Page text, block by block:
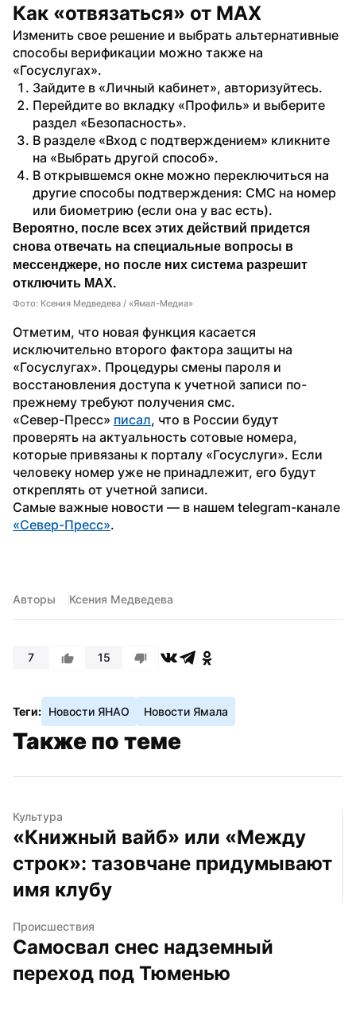
Как «отвязаться» от MAX
Изменить свое решение и выбрать альтернативные
способы верификации можно также на
«Госуслугах».
Зайдите в «Личный кабинет», авторизуйтесь.
Перейдите во вкладку «Профиль» и выберите
раздел «Безопасность».
В разделе «Вход с подтверждением» кликните
на «Выбрать другой способ».
В открывшемся окне можно переключиться на
другие способы подтверждения: СМС на номер
или биометрию (если она у вас есть).
Вероятно, после всех этих действий придется
снова отвечать на специальные вопросы в
мессенджере, но после них система разрешит
отключить MAX.
Фото: Ксения Медведева / «Ямал-Медиа»
Отметим, что новая функция касается
исключительно второго фактора защиты на
«Госуслугах». Процедуры смены пароля и
восстановления доступа к учетной записи по-
прежнему требуют получения смс.
«Север-Пресс» писал, что в России будут
проверять на актуальность сотовые номера,
которые привязаны к порталу «Госуслуги». Если
человеку номер уже не принадлежит, его будут
откреплять от учетной записи.
«Север-Пресс».
Авторы Ксения Медведева
7 15
Теги: Новости ЯНАО Новости Ямала
Также по теме
Культура
«Книжный вайб» или «Между
строк»: тазовчане придумывают
имя клубу
Происшествия
Самосвал снес надземный
переход под Тюменью